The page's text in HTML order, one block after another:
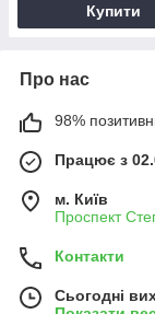
Купити
Про нас
98%
Працює з
м. Київ
Проспект
Контакти
Сьогодні